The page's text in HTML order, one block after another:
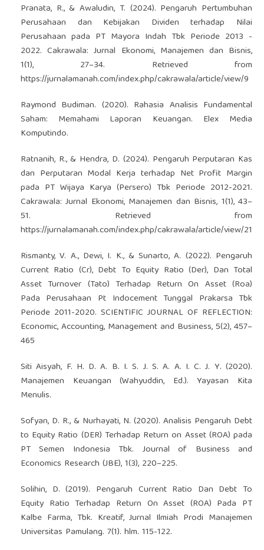
Pranata, R., & Awaludin, T. (2024). Pengaruh Pertumbuhan
Perusahaan dan Kebijakan Dividen terhadap Nilai
Perusahaan pada PT Mayora Indah Tbk Periode 2013 -
2022. Cakrawala: Jurnal Ekonomi, Manajemen dan Bisnis,
1(1), 27–34. Retrieved from
https://jurnalamanah.com/index.php/cakrawala/article/view/9
Raymond Budiman. (2020). Rahasia Analisis Fundamental
Saham: Memahami Laporan Keuangan. Elex Media
Komputindo.
Ratnanih, R., & Hendra, D. (2024). Pengaruh Perputaran Kas
dan Perputaran Modal Kerja terhadap Net Profit Margin
pada PT Wijaya Karya (Persero) Tbk Periode 2012-2021.
Cakrawala: Jurnal Ekonomi, Manajemen dan Bisnis, 1(1), 43–
51. Retrieved from
https://jurnalamanah.com/index.php/cakrawala/article/view/21
Rismanty, V. A., Dewi, I. K., & Sunarto, A. (2022). Pengaruh
Current Ratio (Cr), Debt To Equity Ratio (Der), Dan Total
Asset Turnover (Tato) Terhadap Return On Asset (Roa)
Pada Perusahaan Pt Indocement Tunggal Prakarsa Tbk
Periode 2011-2020. SCIENTIFIC JOURNAL OF REFLECTION:
Economic, Accounting, Management and Business, 5(2), 457–
465
Siti Aisyah, F. H. D. A. B. I. S. J. S. A. A. I. C. J. Y. (2020).
Manajemen Keuangan (Wahyuddin, Ed.). Yayasan Kita
Menulis.
Sofyan, D. R., & Nurhayati, N. (2020). Analisis Pengaruh Debt
to Equity Ratio (DER) Terhadap Return on Asset (ROA) pada
PT Semen Indonesia Tbk. Journal of Business and
Economics Research (JBE), 1(3), 220–225.
Solihin, D. (2019). Pengaruh Current Ratio Dan Debt To
Equity Ratio Terhadap Return On Asset (ROA) Pada PT
Kalbe Farma, Tbk. Kreatif, Jurnal Ilmiah Prodi Manajemen
Universitas Pamulang. 7(1). hlm. 115-122.